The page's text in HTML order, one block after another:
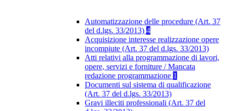
Automatizzazione delle procedure (Art. 37
del d.lgs. 33/2013) 4
Acquisizione interesse realizzazione opere
incompiute (Art. 37 del d.lgs. 33/2013)
Atti relativi alla programmazione di lavori,
opere, servizi e forniture / Mancata
redazione programmazione 1
Documenti sul sistema di qualificazione
(Art. 37 del d.lgs. 33/2013)
Gravi illeciti professionali (Art. 37 del